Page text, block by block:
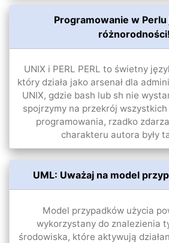
Programowanie w Perlu
różnorodności!
UNIX i PERL PERL to świetny
który działa jako arsenał dla
UNIX, gdzie bash lub sh nie
spojrzymy na przekrój
programowania, rzadko
charakteru autora były
UML: Uważaj na model
Model przypadków użycia
wykorzystany do znalezienia
środowiska, które aktywują